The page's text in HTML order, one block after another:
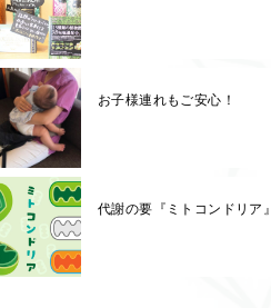
お子様連れもご安心！
代謝の要『ミトコンドリア』